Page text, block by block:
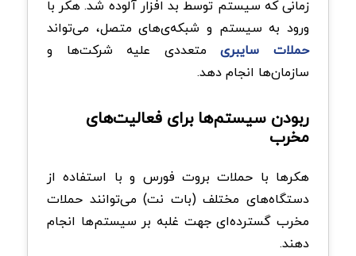
زمانی که سیستم توسط بد افزار آلوده شد. هکر با
ورود به سیستم و شبکه‌ی‌های متصل، می‌تواند
حملات سایبریمتعددی علیه شرکت‌ها و
سازمان‌ها انجام دهد.
ربودن سیستم‌ها برای فعالیت‌های
مخرب
هکرها با حملات بروت فورس و با استفاده از
دستگاه‌های مختلف (بات نت) می‌توانند حملات
مخرب گسترده‌ای جهت غلبه بر سیستم‌ها انجام
دهند.